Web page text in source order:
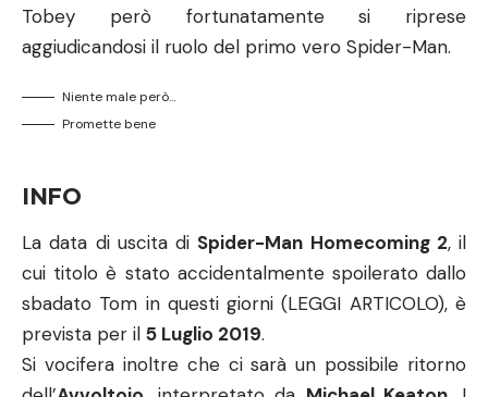
Tobey però fortunatamente si riprese
aggiudicandosi il ruolo del primo vero Spider-Man.
Niente male però…
Promette bene
INFO
La data di uscita di Spider-Man Homecoming 2, il
cui titolo è stato accidentalmente spoilerato dallo
sbadato Tom in questi giorni (LEGGI ARTICOLO), è
prevista per il 5 Luglio 2019.
Si vocifera inoltre che ci sarà un possibile ritorno